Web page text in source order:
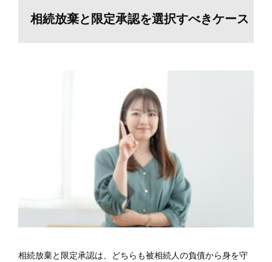
相続放棄と限定承認を選択すべきケース
相続放棄と限定承認は、どちらも被相続人の負債から身を守